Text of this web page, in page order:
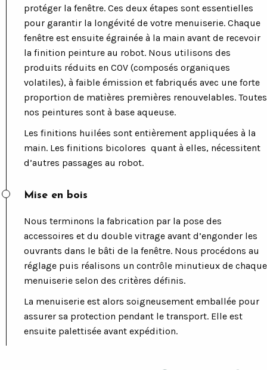
protéger la fenêtre. Ces deux étapes sont essentielles
pour garantir la longévité de votre menuiserie. Chaque
fenêtre est ensuite égrainée à la main avant de recevoir
la finition peinture au robot. Nous utilisons des
produits réduits en COV (composés organiques
volatiles), à faible émission et fabriqués avec une forte
proportion de matières premières renouvelables. Toutes
nos peintures sont à base aqueuse.
Les finitions huilées sont entièrement appliquées à la
main. Les finitions bicolores quant à elles, nécessitent
d’autres passages au robot.
Mise en bois
Nous terminons la fabrication par la pose des
accessoires et du double vitrage avant d’engonder les
ouvrants dans le bâti de la fenêtre. Nous procédons au
réglage puis réalisons un contrôle minutieux de chaque
menuiserie selon des critères définis.
La menuiserie est alors soigneusement emballée pour
assurer sa protection pendant le transport. Elle est
ensuite palettisée avant expédition.